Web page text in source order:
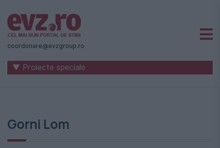
Știri
naționale
internaționale
-
Evenimentul
coordonare@evzgroup.ro
▼ Proiecte speciale
Gorni Lom